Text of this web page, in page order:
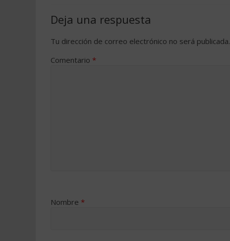
Deja una respuesta
Tu dirección de correo electrónico no será publicada.
Comentario *
Nombre *